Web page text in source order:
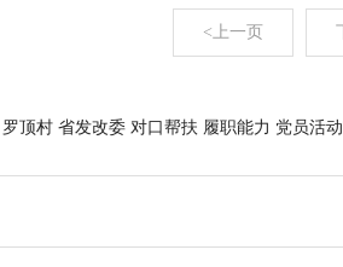
<上一页
罗顶村 省发改委 对口帮扶 履职能力 党员活